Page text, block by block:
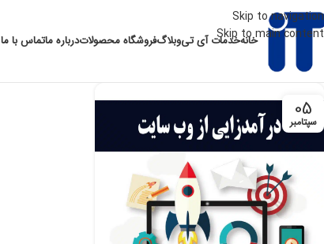
Skip to navigation
Skip to main content
خانهخدمات آی تیوبلاگفروشگاه محصولاتدرباره ماتماس با ما
05
سپتامبر